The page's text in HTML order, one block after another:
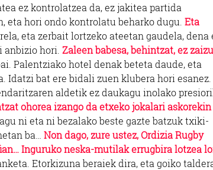
ez kontrolatzea da, ez jakitea partida
hori ondo kontrolatu beharko dugu. Eta
eta zerbait lortzeko ateetan gaudela, dena
hori. Zaleen babesa, behintzat, ez
Palentziako hotel denak beteta daude, eta
bat ere bidali zuen klubera hori esanez.
aldetik ez daukagu inolako
ohorea izango da etxeko jokalari
ni eta ni bezalako beste gazte batzuk txiki-
ba… Non dago, zure ustez, Ordizia Rugby
Inguruko neska-mutilak errugbira lotzea
Etorkizuna beraiek dira, eta goiko